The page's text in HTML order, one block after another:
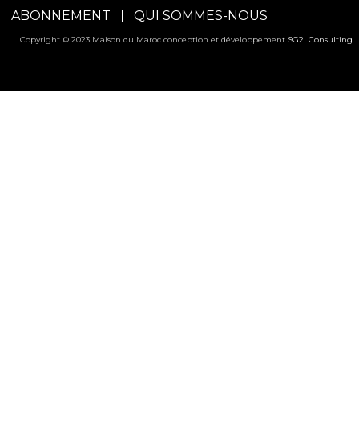
ABONNEMENT QUI SOMMES-NOUS
Copyright © 2023 Maison du Maroc conception et développement SG2I Consulting